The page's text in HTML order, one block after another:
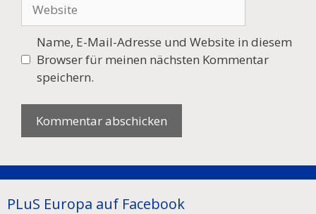
Name, E-Mail-Adresse und Website in diesem
Browser für meinen nächsten Kommentar
speichern.
PLuS Europa auf Facebook